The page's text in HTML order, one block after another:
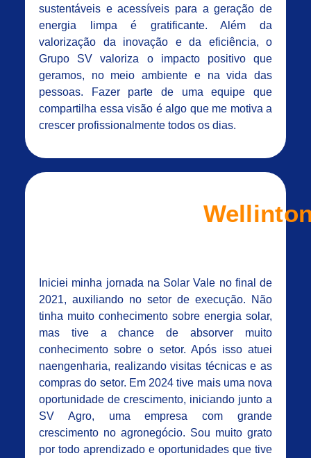
sustentáveis e acessíveis para a geração de
energia limpa é gratificante. Além da
valorização da inovação e da eficiência, o
Grupo SV valoriza o impacto positivo que
geramos, no meio ambiente e na vida das
pessoas. Fazer parte de uma equipe que
compartilha essa visão é algo que me motiva a
crescer profissionalmente todos os dias.
Iniciei minha jornada na Solar Vale no final de
2021, auxiliando no setor de execução. Não
tinha muito conhecimento sobre energia solar,
mas tive a chance de absorver muito
conhecimento sobre o setor. Após isso atuei
naengenharia, realizando visitas técnicas e as
compras do setor. Em 2024 tive mais uma nova
oportunidade de crescimento, iniciando junto a
SV Agro, uma empresa com grande
crescimento no agronegócio. Sou muito grato
por todo aprendizado e oportunidades que tive